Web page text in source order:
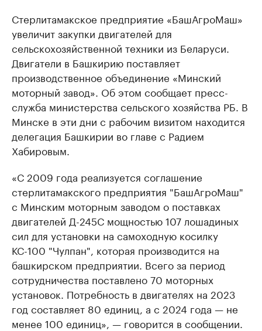
Стерлитамакское предприятие «БашАгроМаш»
увеличит закупки двигателей для
сельскохозяйственной техники из Беларуси.
Двигатели в Башкирию поставляет
производственное объединение «Минский
моторный завод». Об этом сообщает пресс-
служба министерства сельского хозяйства РБ. В
Минске в эти дни с рабочим визитом находится
делегация Башкирии во главе с Радием
Хабировым.
«С 2009 года реализуется соглашение
стерлитамакского предприятия "БашАгроМаш"
с Минским моторным заводом о поставках
двигателей Д-245С мощностью 107 лошадиных
сил для установки на самоходную косилку
КС-100 "Чулпан", которая производится на
башкирском предприятии. Всего за период
сотрудничества поставлено 70 моторных
установок. Потребность в двигателях на 2023
год составляет 80 единиц, а с 2024 года — не
менее 100 единиц», — говорится в сообщении.